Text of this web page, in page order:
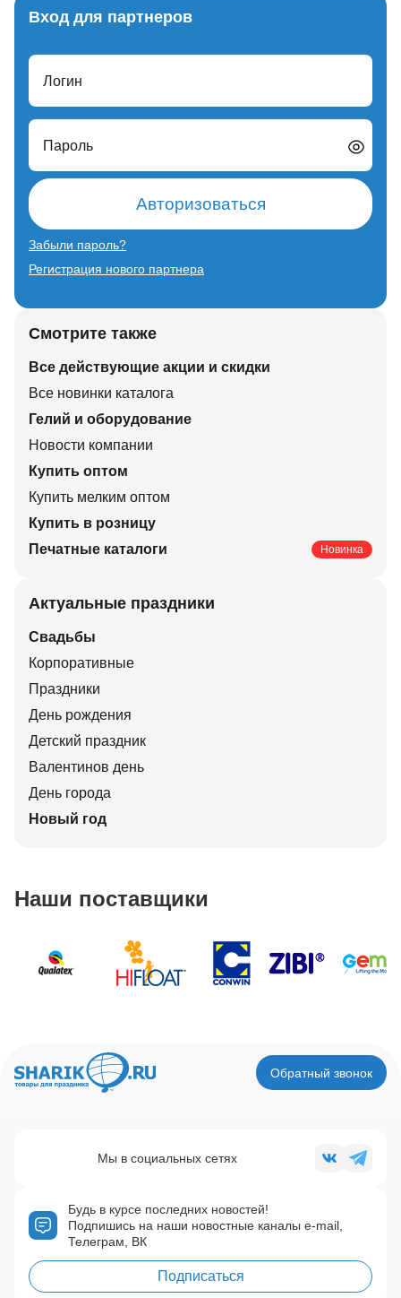
Вход для партнеров
Логин
Пароль
Авторизоваться
Забыли пароль?
Регистрация нового партнера
Смотрите также
Все действующие акции и скидки
Все новинки каталога
Гелий и оборудование
Новости компании
Купить оптом
Купить мелким оптом
Купить в розницу
Печатные каталоги
Новинка
Актуальные праздники
Свадьбы
Корпоративные
Праздники
День рождения
Детский праздник
Валентинов день
День города
Новый год
Наши поставщики
Обратный звонок
Будь в курсе последних новостей!
Подпишись на наши новостные каналы e-mail,
Телеграм, ВК
Подписаться
Мы в социальных сетях